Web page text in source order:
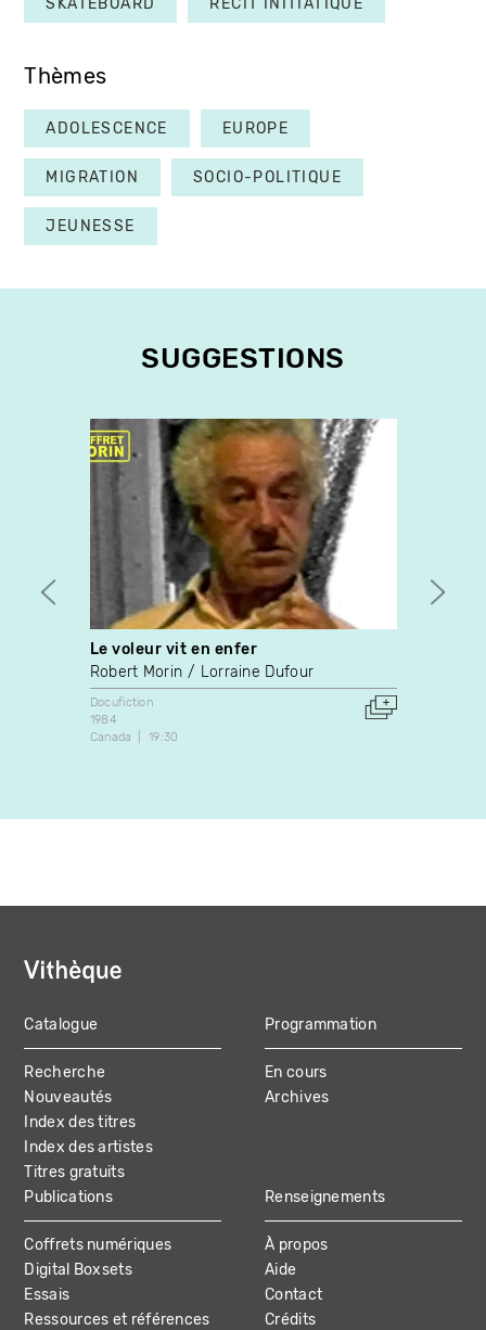
Thèmes
ADOLESCENCE EUROPE
MIGRATION SOCIO-POLITIQUE
JEUNESSE
SUGGESTIONS
Le voleur vit en enfer
Robert Morin
Lorraine Dufour
Docufiction
1984
Canada
19:30
MAIN
NAVIGATION
Catalogue
Recherche
Nouveautés
Index des titres
Index des artistes
Titres gratuits
Programmation
En cours
Archives
Publications
Coffrets numériques
Digital Boxsets
Essais
Ressources et références
Renseignements
À propos
Aide
Contact
Crédits